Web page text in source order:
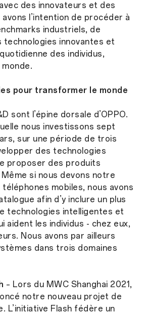
des innovateurs et des
l’intention de procéder à
industriels, de
technologies innovantes et
des individus,
pour transformer le monde
sont l’épine dorsale d’OPPO.
nous investissons sept
sur une période de trois
des technologies
proposer des produits
si nous devons notre
mobiles, nous avons
afin d’y inclure un plus
technologies intelligentes et
aident les individus - chez eux,
Nous avons par ailleurs
dans trois domaines
– Lors du MWC Shanghai 2021,
notre nouveau projet de
L’initiative Flash fédère un